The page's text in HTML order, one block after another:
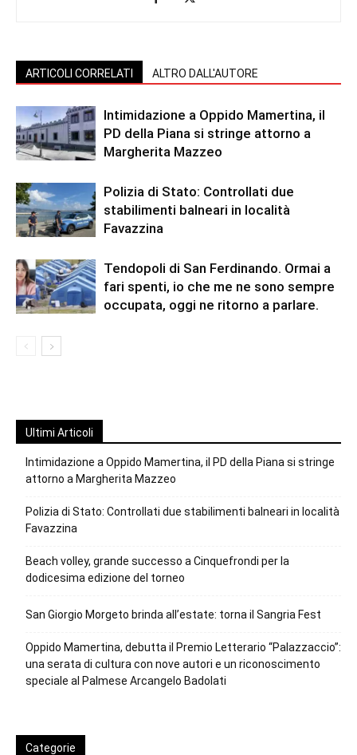
ARTICOLI CORRELATI ALTRO DALL'AUTORE
Intimidazione a Oppido Mamertina, il
PD della Piana si stringe attorno a
Margherita Mazzeo
Polizia di Stato: Controllati due
stabilimenti balneari in località
Favazzina
Tendopoli di San Ferdinando. Ormai a
fari spenti, io che me ne sono sempre
occupata, oggi ne ritorno a parlare.
Ultimi Articoli
Intimidazione a Oppido Mamertina, il PD della Piana si stringe
attorno a Margherita Mazzeo
Polizia di Stato: Controllati due stabilimenti balneari in località
Favazzina
Beach volley, grande successo a Cinquefrondi per la
dodicesima edizione del torneo
San Giorgio Morgeto brinda all’estate: torna il Sangria Fest
Oppido Mamertina, debutta il Premio Letterario “Palazzaccio”:
una serata di cultura con nove autori e un riconoscimento
speciale al Palmese Arcangelo Badolati
Categorie